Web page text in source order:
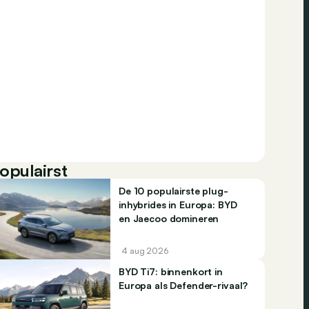
De 10 populairste plug-
inhybrides in Europa: BYD
en Jaecoo domineren
4 aug 2026
BYD Ti7: binnenkort in
Europa als Defender-rivaal?